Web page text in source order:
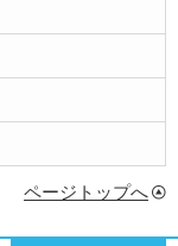
ページトップへ